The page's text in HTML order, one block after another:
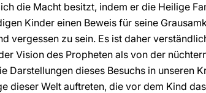
die Macht besitzt, indem er die Heilige
Kinder einen Beweis für seine
vergessen zu sein. Es ist daher
Vision des Propheten als von der
Darstellungen dieses Besuchs in unseren
dieser Welt auftreten, die vor dem Kind